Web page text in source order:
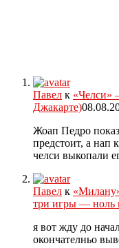
Павел к «Челси»
Джакарте)
Жоап Педро
предстоит, а нап
челси выкопали
Павел к
три игры — ноль
я вот жду до
окончателньо